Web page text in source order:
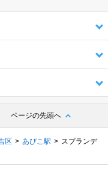
ページの先頭へ
区 あびこ駅
スプランデ